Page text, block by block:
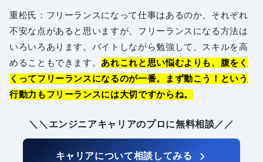
重松氏：フリーランスになって仕事はあるのか、それぞれ
不安な点があると思いますが、フリーランスになる方法は
いろいろあります。バイトしながら勉強して、スキルを高
めることもできます。あれこれと思い悩むよりも、腹をく
くってフリーランスになるのが一番。まず動こう！という
行動力もフリーランスには大切ですからね。
＼＼エンジニアキャリアのプロに無料相談／／
キャリアについて相談してみる